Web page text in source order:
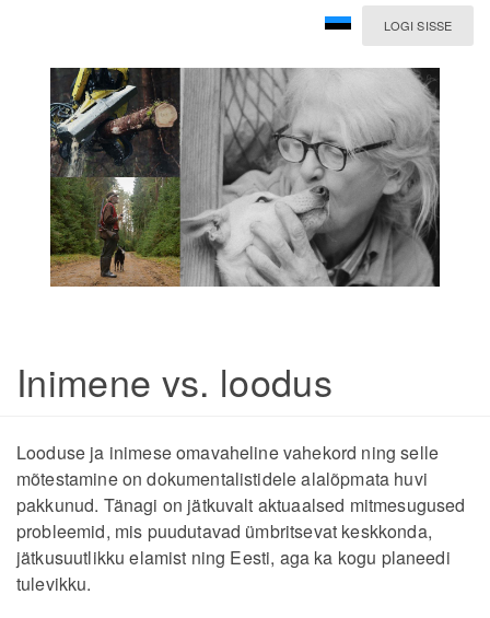
LOGI SISSE
Inimene vs. loodus
Looduse ja inimese omavaheline vahekord ning selle
mõtestamine on dokumentalistidele alalõpmata huvi
pakkunud. Tänagi on jätkuvalt aktuaalsed mitmesugused
probleemid, mis puudutavad ümbritsevat keskkonda,
jätkusuutlikku elamist ning Eesti, aga ka kogu planeedi
tulevikku.